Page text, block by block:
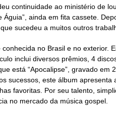
continuidade ao ministério de
ainda em fita cassete.
sucedeu a muitos outros
no Brasil e no exterior.
inclui diversos prêmios, 4
está “Apocalipse”, gravado em
sucessos, este álbum apresenta
favoritas. Por seu talento,
no mercado da música gospel.